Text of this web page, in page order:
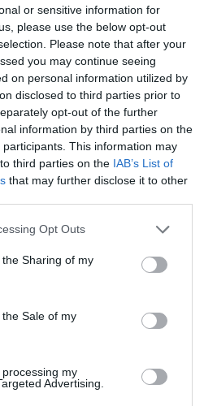
or sensitive information for
please use the below opt-out
Please note that after your
you may continue seeing
on personal information utilized by
disclosed to third parties prior to
opt-out of the further
information by third parties on the
participants. This information may
third parties on the IAB’s List of
that may further disclose it to other
app uses one or more Google
usage behaviour. You may click to
Google and its third-party tags to
purposes in below Google
Opt Outs
Sharing of my
Sale of my
my
Advertising.
la fabbrica delle scomuniche
su Israele